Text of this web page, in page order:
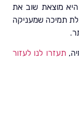
מוצאת שוב את
תמיכה שמעניקה
תעזרו לנו לעזור